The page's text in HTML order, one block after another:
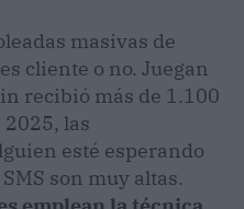
masivas de
cliente o no. Juegan
recibió más de 1.100
las
esté esperando
son muy altas.